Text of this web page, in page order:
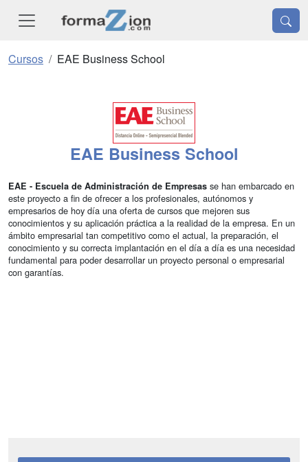
Cursos EAE Business School
EAE Business School
EAE - Escuela de Administración de Empresas se han embarcado en
este proyecto a fin de ofrecer a los profesionales, autónomos y
empresarios de hoy día una oferta de cursos que mejoren sus
conocimientos y su aplicación práctica a la realidad de la empresa. En un
ámbito empresarial tan competitivo como el actual, la preparación, el
conocimiento y su correcta implantación en el día a día es una necesidad
fundamental para poder desarrollar un proyecto personal o empresarial
con garantías.